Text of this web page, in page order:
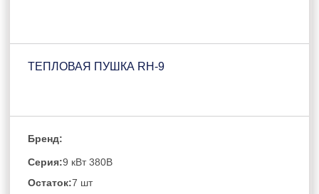
ТЕПЛОВАЯ ПУШКА RH-9
Бренд:
Серия:9 кВт 380В
Остаток:7 шт